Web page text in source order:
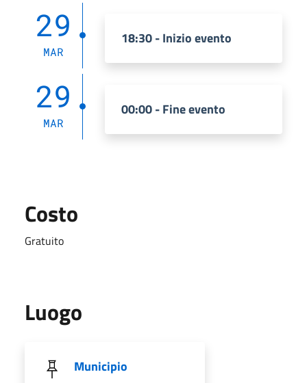
29
MAR
18:30 - Inizio evento
29
MAR
00:00 - Fine evento
Costo
Gratuito
Luogo
Municipio